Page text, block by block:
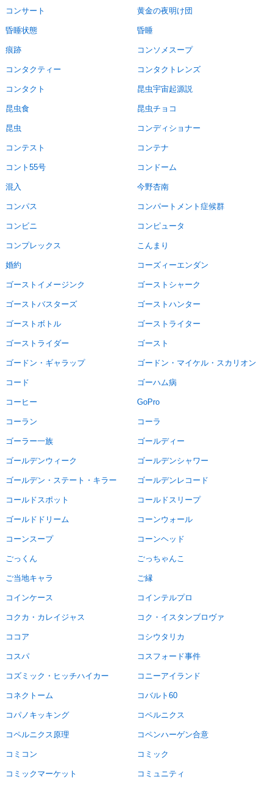
コンサート 黄金の夜明け団
昏睡状態 昏睡
痕跡 コンソメスープ
コンタクティー コンタクトレンズ
コンタクト 昆虫宇宙起源説
昆虫食 昆虫チョコ
昆虫 コンディショナー
コンテスト コンテナ
コント55号 コンドーム
混入 今野杏南
コンパス コンパートメント症候群
コンビニ コンピュータ
コンプレックス こんまり
婚約 コーズィーエンダン
ゴーストイメージンク ゴーストシャーク
ゴーストバスターズ ゴーストハンター
ゴーストボトル ゴーストライター
ゴーストライダー ゴースト
ゴードン・ギャラップ ゴードン・マイケル・スカリオン
コード ゴーハム病
コーヒー GoPro
コーラン コーラ
ゴーラー一族 ゴールディー
ゴールデンウィーク ゴールデンシャワー
ゴールデン・ステート・キラー ゴールデンレコード
コールドスポット コールドスリープ
ゴールドドリーム コーンウォール
コーンスープ コーンヘッド
ごっくん ごっちゃんこ
ご当地キャラ ご縁
コインケース コインテルプロ
コクカ・カレイジャス コク・イスタンブロヴァ
ココア コシウタリカ
コスパ コスフォード事件
コズミック・ヒッチハイカー コニーアイランド
コネクトーム コバルト60
コパノキッキング コペルニクス
コペルニクス原理 コペンハーゲン合意
コミコン コミック
コミックマーケット コミュニティ